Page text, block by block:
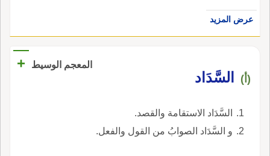
عرض المزيد
المعجم الوسيط +
(أ) السَّدَاد
السَّدَاد الاستقامة والقصد.
و السَّدَاد الصوابُ من القول والفعل.